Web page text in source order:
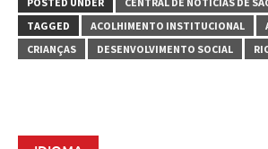
TAGGED
ACOLHIMENTO INSTITUCIONAL
CRIANÇAS
DESENVOLVIMENTO SOCIAL